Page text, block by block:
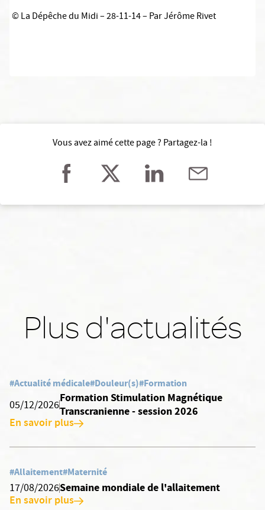
© La Dépêche du Midi – 28-11-14 – Par Jérôme Rivet
Vous avez aimé cette page ? Partagez-la !
Plus d'actualités
#Actualité médicale#Douleur(s)#Formation
05/12/2026
Formation Stimulation Magnétique
Transcranienne - session 2026
En savoir plus
#Allaitement#Maternité
17/08/2026Semaine mondiale de l'allaitement
En savoir plus